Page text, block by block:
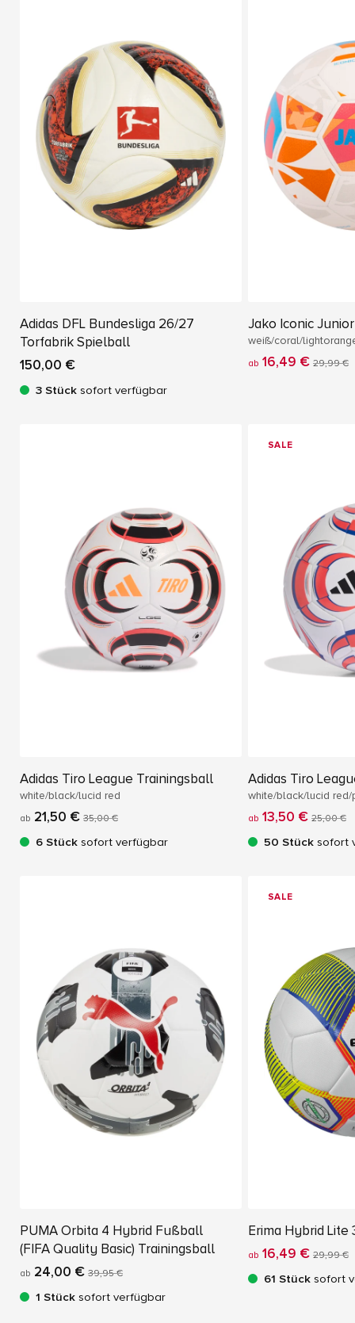
Adidas DFL Bundesliga 26/27
Torfabrik Spielball
150,00 €
3 Stück sofort verfügbar
Jako Iconic
weiß/coral/
ab 16,49 € 29,99 €
Adidas Tiro League Trainingsball
white/black/lucid red
ab 21,50 € 35,00 €
6 Stück sofort verfügbar
SALE
Adidas Tiro
white/black/lucid
ab 13,50 € 25,00 €
50 Stück sofort
PUMA Orbita 4 Hybrid Fußball
(FIFA Quality Basic) Trainingsball
ab 24,00 € 39,95 €
1 Stück sofort verfügbar
SALE
Erima Hybrid
ab 16,49 € 29,99 €
61 Stück sofort